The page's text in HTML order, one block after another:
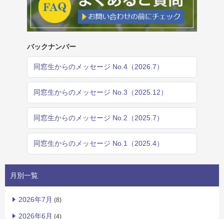
バックナンバー
同窓生からのメッセージ No.4（2026.7）
同窓生からのメッセージ No.3（2025.12）
同窓生からのメッセージ No.2（2025.7）
同窓生からのメッセージ No.1（2025.4）
月別一覧
2026年7月 (8)
2026年6月 (4)